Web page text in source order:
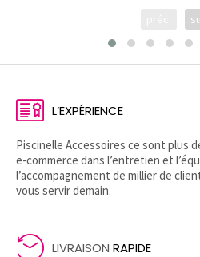
L’EXPÉRIENCE
Piscinelle Accessoires ce sont plus
e-commerce dans l’entretien et
l’accompagnement de millier de
vous servir demain.
LIVRAISON RAPIDE